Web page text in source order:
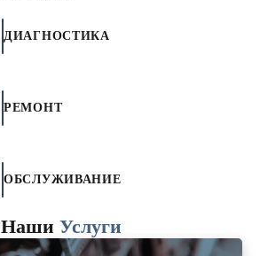
ДИАГНОСТИКА
РЕМОНТ
ОБСЛУЖИВАНИЕ
Наши Услуги